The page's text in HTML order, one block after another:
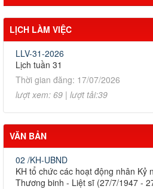
LỊCH LÀM VIỆC
LLV-31-2026
Lịch tuần 31
Thời gian đăng: 17/07/2026
lượt xem: 69 | lượt tải:39
VĂN BẢN
02 /KH-UBND
KH tổ chức các hoạt động nhân Kỷ
Thương binh - Liệt sĩ (27/7/1947 -